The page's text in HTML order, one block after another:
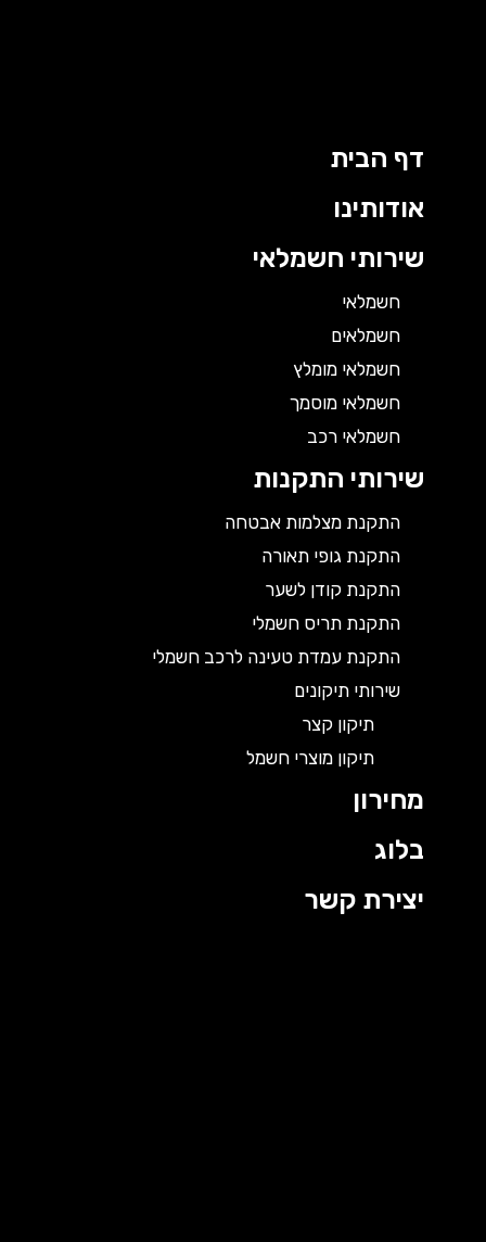
דף הבית
אודותינו
שירותי חשמלאי
חשמלאי
חשמלאים
חשמלאי מומלץ
חשמלאי מוסמך
חשמלאי רכב
שירותי התקנות
התקנת מצלמות אבטחה
התקנת גופי תאורה
התקנת קודן לשער
התקנת תריס חשמלי
התקנת עמדת טעינה לרכב חשמלי
שירותי תיקונים
תיקון קצר
תיקון מוצרי חשמל
מחירון
בלוג
יצירת קשר